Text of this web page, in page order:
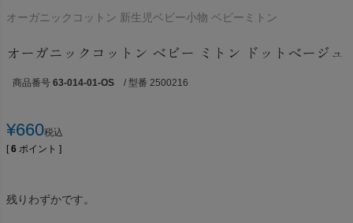
オーガニックコットン 新生児ベビー小物 ベビーミトン
オーガニックコットン ベビー ミトン ドットベージュ
商品番号 63-014-01-OS / 型番 2500216
¥660税込
[ 6 ポイント ]
残りわずかです。